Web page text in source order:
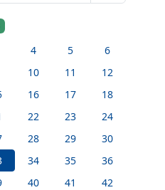
4 5
6
10 11
12
16 17
18
22 23
24
28 29
30
34 35
36
40 41
42